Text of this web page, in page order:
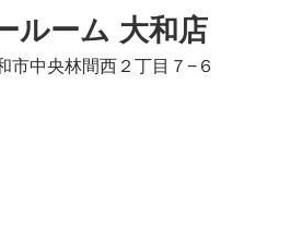
ルーム 大和店
市中央林間西２丁目７−６